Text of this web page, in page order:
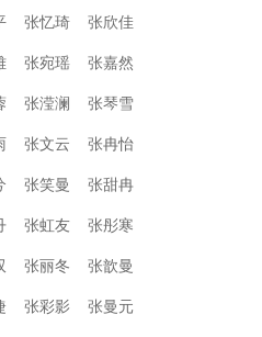
张忆琦 张欣佳
张宛瑶 张嘉然
张滢澜 张琴雪
张文云 张冉怡
张笑曼 张甜冉
张虹友 张彤寒
张丽冬 张歆曼
张彩影 张曼元